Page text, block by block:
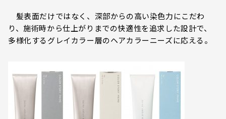
髪表面だけではなく、深部からの高い染色力にこだわ
り、施術時から仕上がりまでの快適性を追求した設計で、
多様化するグレイカラー層のヘアカラーニーズに応える。